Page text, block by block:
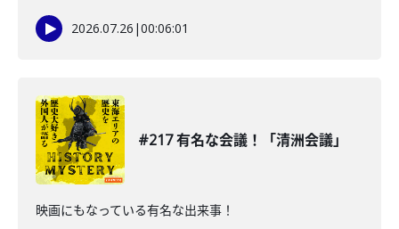
2026.07.26 |00:06:01
#217 有名な会議！「清洲会議」
映画にもなっている有名な出来事！